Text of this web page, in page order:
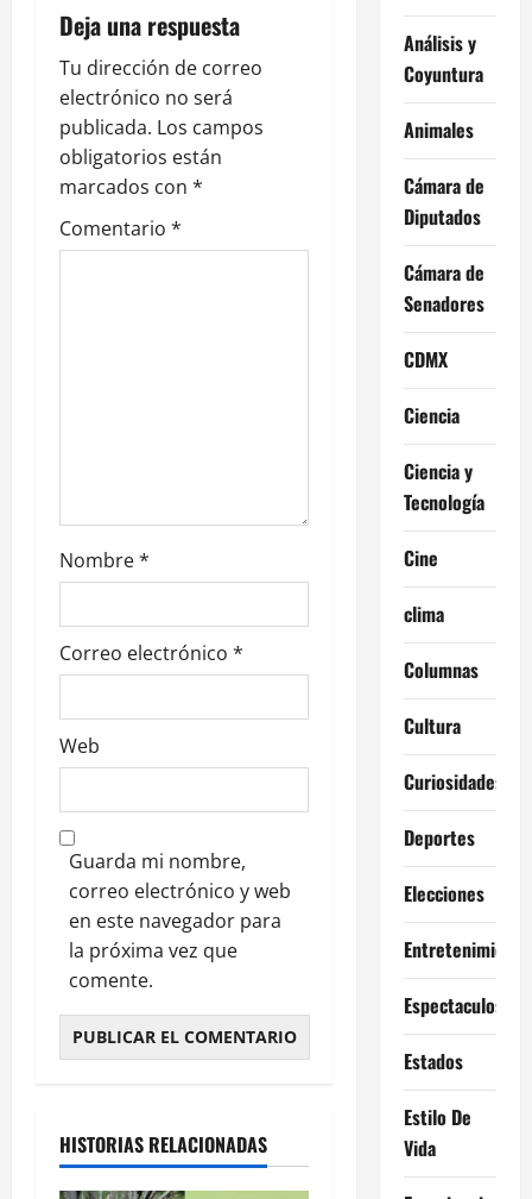
i
ó
n
d
e
a
d
s
Deja una respuesta
Tu dirección de correo
electrónico no será
publicada. Los campos
obligatorios están
marcados con *
Comentario *
Nombre*
Correo electrónico *
Web
Guarda mi nombre,
correo electrónico y web
en este navegador para
la próxima vez que
comente.
HISTORIAS RELACIONADAS
Análisis y
Coyuntura
Animales
Cámara de
Diputados
Cámara de
Senadores
CDMX
Ciencia
Ciencia y
Tecnología
Cine
clima
Columnas
Cultura
Curiosidades
Deportes
Elecciones
Entretenimiento
Espectaculos
Estados
Estilo De
Vida